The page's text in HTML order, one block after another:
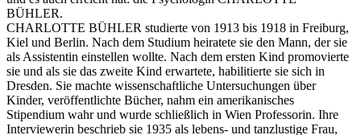
BÜHLER.
CHARLOTTE BÜHLER studierte von 1913 bis 1918 in Freiburg,
Kiel und Berlin. Nach dem Studium heiratete sie den Mann, der sie
als Assistentin einstellen wollte. Nach dem ersten Kind promovierte
sie und als sie das zweite Kind erwartete, habilitierte sie sich in
Dresden. Sie machte wissenschaftliche Untersuchungen über
Kinder, veröffentlichte Bücher, nahm ein amerikanisches
Stipendium wahr und wurde schließlich in Wien Professorin. Ihre
Interviewerin beschrieb sie 1935 als lebens- und tanzlustige Frau,